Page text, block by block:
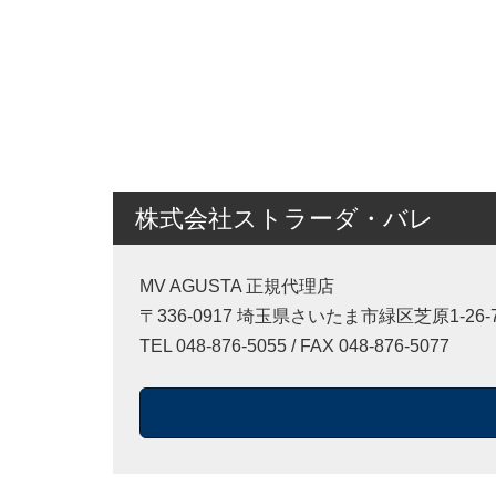
株式会社ストラーダ・バレ
MV AGUSTA 正規代理店
〒336-0917 埼玉県さいたま市緑区芝原1-26-
TEL 048-876-5055 / FAX 048-876-5077